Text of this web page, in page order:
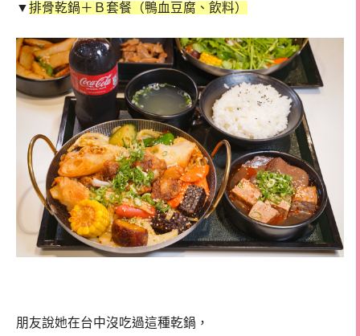
▼排骨乾鍋＋Ｂ套餐（鴨血豆腐、飲料）
朋友說她在台中沒吃過這種乾鍋，